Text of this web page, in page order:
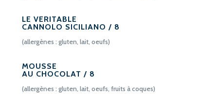
LE VERITABLE
CANNOLO SICILIANO / 8
(allergènes : gluten, lait, oeufs)
MOUSSE
AU CHOCOLAT / 8
(allergènes : gluten, lait, oeufs, fruits à coques)